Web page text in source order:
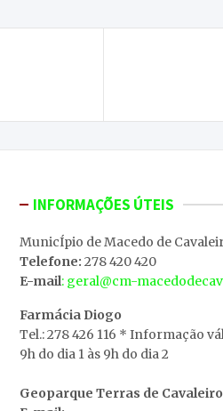
INFORMAÇÕES ÚTEIS
MunicÍpio de Macedo de
Telefone: 278 420 420
E-mail: geral@cm-
Farmácia Diogo
Tel.: 278 426 116 * Informação
9h do dia 1 às 9h do dia 2
Geoparque Terras de